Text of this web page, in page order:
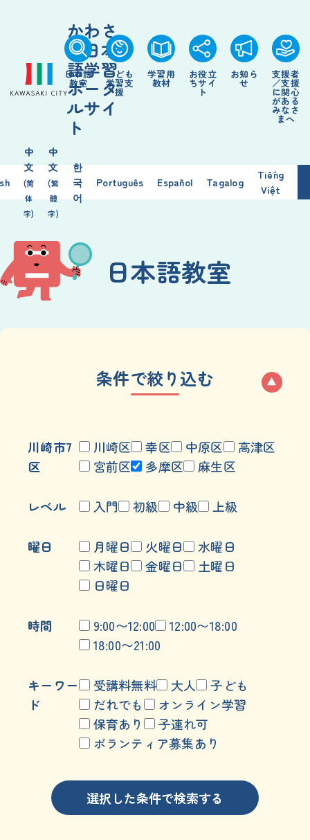
かわさ
き日本
語学習
ポータ
ルサイ
ト
日本語
教室
こども
学習支
援
学習用
教材
お役立
ちサイ
ト
お知ら
せ
支援者
／支援
に関心
がある
みなさ
まへ
中
文
(简
体
字)
中
文
(繁
體
字)
한
국
어
Português Español Tagalog
Tiếng
Việt
日本語教室
条件で絞り込む
川崎市7
区
川崎区 幸区 中原区
高津区
宮前区
多摩区 麻生区
レベル 入門 初級 中級 上級
曜日 月曜日 火曜日
水曜日
木曜日
金曜日
土曜日
日曜日
時間 9:00〜12:00
12:00〜18:00
18:00〜21:00
キーワー
ド
受講料無料 大人
子ども
だれでも
オンライン学習
保育あり
子連れ可
ボランティア募集あり
選択した条件で検索する